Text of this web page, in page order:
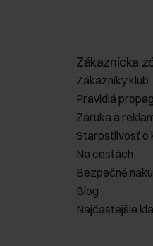
Zákaznícka
Zákazníky klub
Pravidlá
Záruka a
Starostlivosť o
Na cestách
Bezpečné
Blog
Najčastejšie